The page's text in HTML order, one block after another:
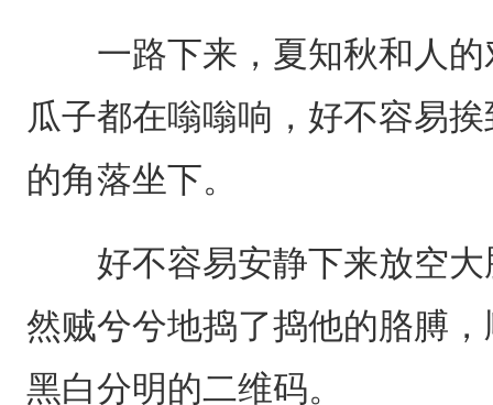
一路下来，夏知秋和人的
瓜子都在嗡嗡响，好不容易
的角落坐下。
好不容易安静下来放空大
然贼兮兮地捣了捣他的胳膊
黑白分明的二维码。